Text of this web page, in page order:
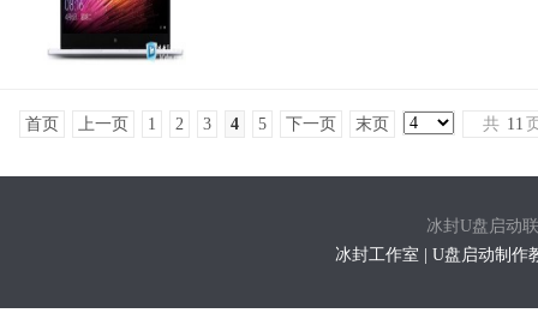
首页 上一页 1 2 3 4 5 下一页 末页 共 11
冰封U盘启动
冰封工作室 | U盘启动制作